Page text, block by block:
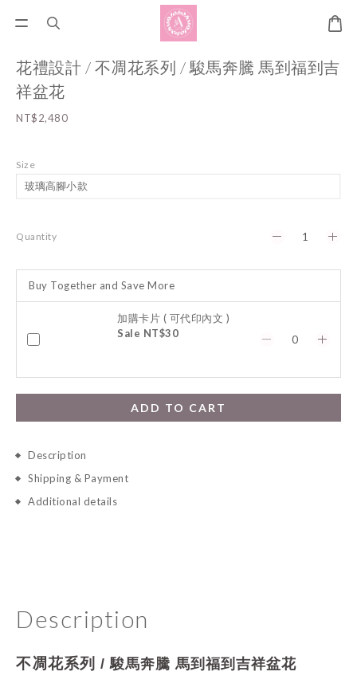
花禮設計 / 不凋花系列 / 駿馬奔騰 馬到福到吉
祥盆花
NT$2,480
Size
Quantity
Buy Together and Save More
加購卡片 ( 可代印內文 )
Sale NT$30
ADD TO CART
Description
Shipping & Payment
Additional details
Description
不凋花系列 /駿馬奔騰 馬到福到吉祥盆花